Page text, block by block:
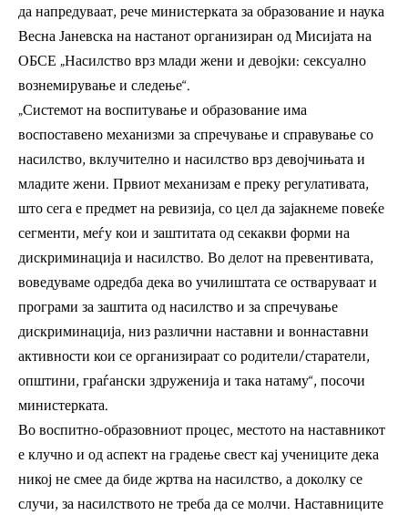
да напредуваат, рече министерката за образование и наука
Весна Јаневска на настанот организиран од Мисијата на
ОБСЕ „Насилство врз млади жени и девојки: сексуално
вознемирување и следење“.
„Системот на воспитување и образование има
воспоставено механизми за спречување и справување со
насилство, вклучително и насилство врз девојчињата и
младите жени. Првиот механизам е преку регулативата,
што сега е предмет на ревизија, со цел да зајакнеме повеќе
сегменти, меѓу кои и заштитата од секакви форми на
дискриминација и насилство. Во делот на превентивата,
воведуваме одредба дека во училиштата се остваруваат и
програми за заштита од насилство и за спречување
дискриминација, низ различни наставни и воннаставни
активности кои се организираат со родители/старатели,
општини, граѓански здруженија и така натаму“, посочи
министерката.
Во воспитно-образовниот процес, местото на наставникот
е клучно и од аспект на градење свест кај учениците дека
никој не смее да биде жртва на насилство, а доколку се
случи, за насилството не треба да се молчи. Наставниците